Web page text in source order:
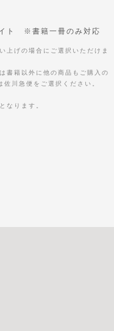
ト ※書籍一冊のみ対応
上げの場合にご選択いただけま
書籍以外に他の商品もご購入の
川急便をご選択ください。
なります。